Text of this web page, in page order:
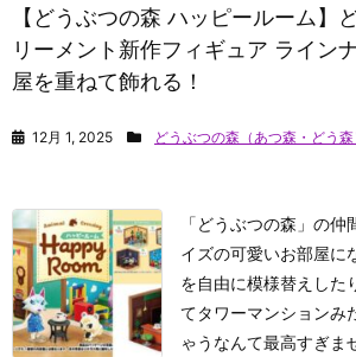
【どうぶつの森 ハッピールーム】
リーメント新作フィギュア ライン
屋を重ねて飾れる！
12月 1, 2025 どうぶつの森（あつ森・どう森
「どうぶつの森」の
イズの可愛いお部屋に
を自由に模様替えした
てタワーマンションみ
ゃうなんて最高すぎま